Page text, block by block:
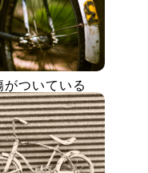
がついている